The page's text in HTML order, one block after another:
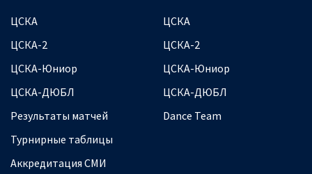
ЦСКА
ЦСКА-2
ЦСКА-Юниор
ЦСКА-ДЮБЛ
Результаты матчей
Турнирные таблицы
Аккредитация СМИ
ЦСКА
ЦСКА-2
ЦСКА-Юниор
ЦСКА-ДЮБЛ
Dance Team